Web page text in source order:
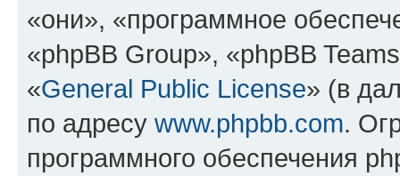
«они», «программное
«phpBB Group», «phpBB
«General Public License» (в
по адресу www.phpbb.com.
программного обеспечения